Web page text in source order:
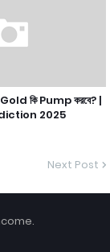
কি Pump করবে? |
2025
Next Post